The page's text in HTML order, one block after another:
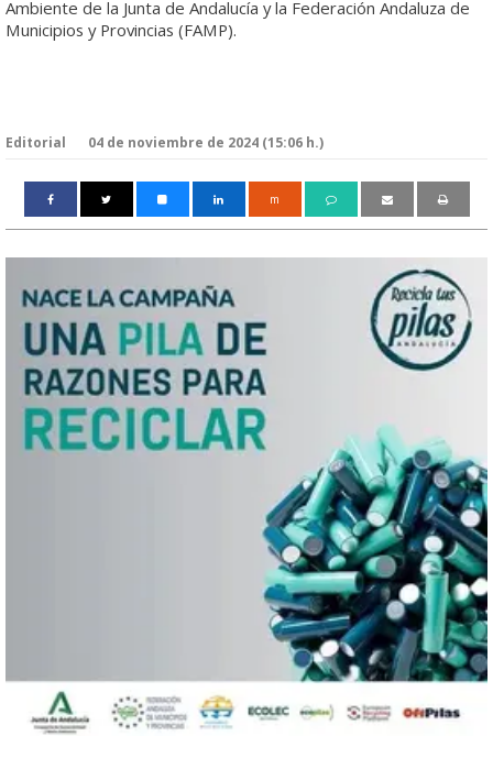
Ambiente de la Junta de Andalucía y la Federación Andaluza de
Municipios y Provincias (FAMP).
Editorial 04 de noviembre de 2024 (15:06 h.)
m